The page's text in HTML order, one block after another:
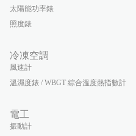
太陽能功率錶
照度錶
冷凍空調
風速計
溫濕度錶 / WBGT 綜合溫度熱指數計
電工
振動計